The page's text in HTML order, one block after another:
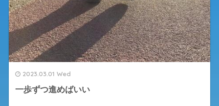
2023.03.01 Wed
一歩ずつ進めばいい